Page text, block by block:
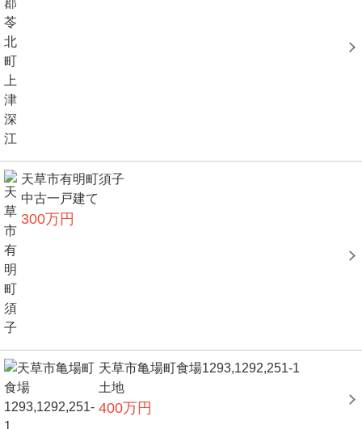
天草市有明町須子
中古一戸建て
300万円
天草市亀場町食場1293,1292,251-1
土地
400万円